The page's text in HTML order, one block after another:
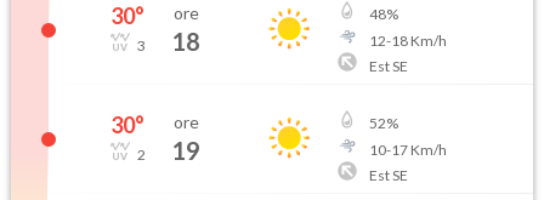
30°
3
ore
18
48%
12-18Km/h
Est SE
30°
2
ore
19
52%
10-17Km/h
Est SE